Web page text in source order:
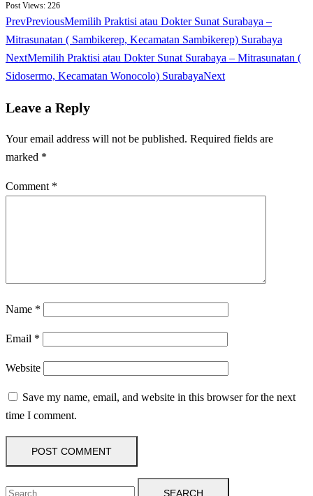
Post Views: 226
PrevPreviousMemilih Praktisi atau Dokter Sunat Surabaya –
Mitrasunatan ( Sambikerep, Kecamatan Sambikerep) Surabaya
NextMemilih Praktisi atau Dokter Sunat Surabaya – Mitrasunatan (
Sidosermo, Kecamatan Wonocolo) SurabayaNext
Leave a Reply
Your email address will not be published. Required fields are
marked *
Comment *
Name *
Email *
Website
Save my name, email, and website in this browser for the next
time I comment.
SEARCH